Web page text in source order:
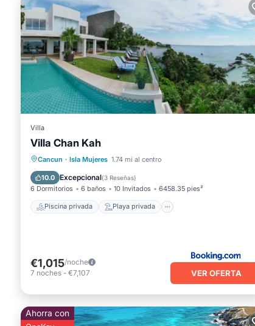
Villa
Villa Chan Kah
Cancun · Isla Mujeres 1.74 mi al centro
10.0 Excepcional(3 Reseñas)
6 Dormitorios 6 baños 10 Invitados 6458.35 pies²
Piscina privada Playa privada
Piscina privada
Playa privada
Frente al mar
€1,015/noche
7 noches - €7,107 VER OFERTA
Ahorra con